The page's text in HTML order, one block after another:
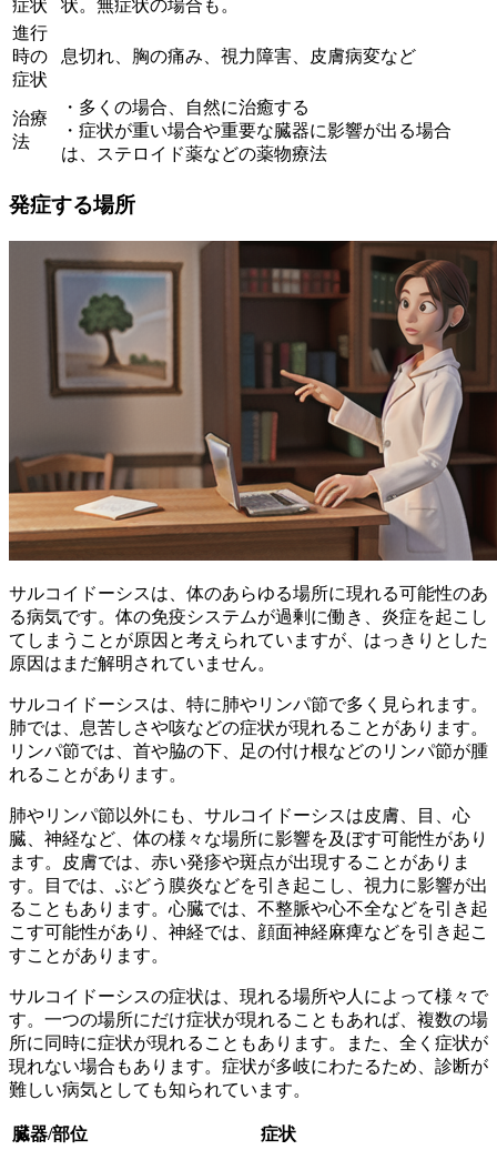
症状
状。無症状の場合も。
進行
時の
症状
息切れ、胸の痛み、視力障害、皮膚病変など
治療
法
・多くの場合、自然に治癒する
・症状が重い場合や重要な臓器に影響が出る場合
は、ステロイド薬などの薬物療法
発症する場所
サルコイドーシスは、 体のあらゆる場所に現れる可能性のあ
る病気です。体の免疫システムが過剰に働き、炎症を起こし
てしまうことが原因と考えられていますが、はっきりとした
原因はまだ解明されていません。
サルコイドーシスは、特に肺やリンパ節で多く見られます。
肺では、息苦しさや咳などの症状が現れることがあります。
リンパ節では、首や脇の下、足の付け根などのリンパ節が腫
れることがあります。
肺やリンパ節以外にも、サルコイドーシスは皮膚、目、心
臓、神経など、体の様々な場所に影響を及ぼす可能性があり
ます。皮膚では、赤い発疹や斑点が出現することがありま
す。目では、ぶどう膜炎などを引き起こし、視力に影響が出
ることもあります。心臓では、不整脈や心不全などを引き起
こす可能性があり、神経では、顔面神経麻痺などを引き起こ
すことがあります。
サルコイドーシスの症状は、 現れる場所や人によって様々 で
す。一つの場所にだけ症状が現れることもあれば、複数の場
所に同時に症状が現れることもあります。また、全く症状が
現れない場合もあります。症状が多岐にわたるため、診断が
難しい病気としても知られています。
臓器/部位
症状